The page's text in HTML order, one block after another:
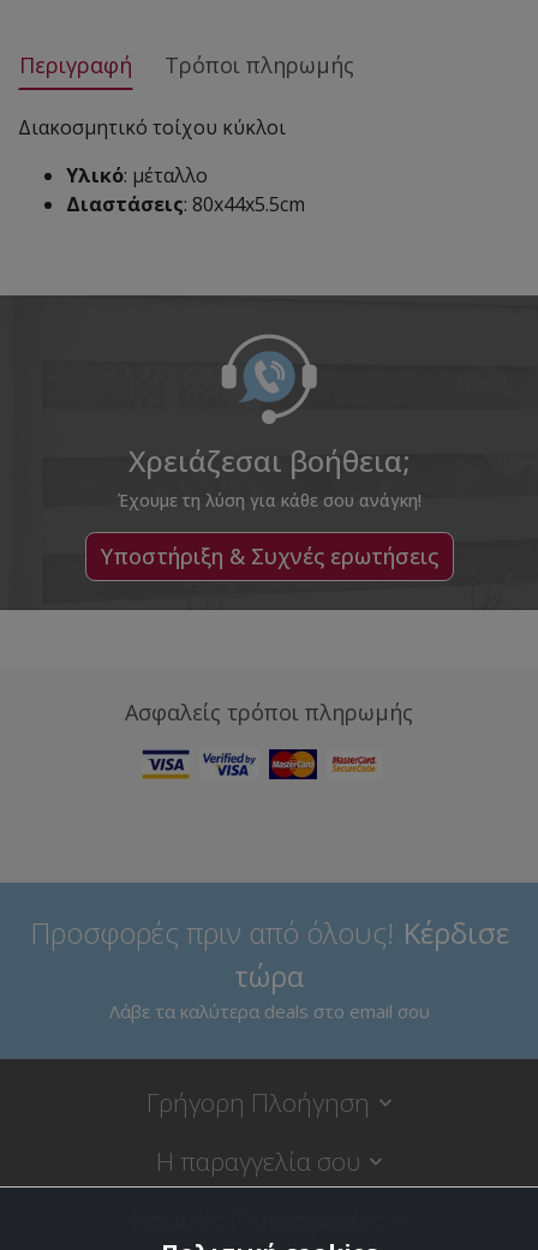
Περιγραφή Τρόποι πληρωμής
Διακοσμητικό τοίχου κύκλοι
Υλικό: μέταλλο
Διαστάσεις: 80x44x5.5cm
Χρειάζεσαι βοήθεια;
Έχουμε τη λύση για κάθε σου ανάγκη!
Υποστήριξη & Συχνές ερωτήσεις
Ασφαλείς τρόποι πληρωμής
Προσφορές πριν από όλους! Κέρδισε
τώρα
Λάβε τα καλύτερα deals στο email σου
Γρήγορη Πλοήγηση
Η παραγγελία σου